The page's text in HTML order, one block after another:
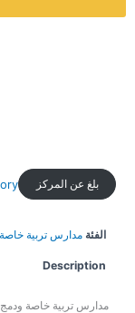
بلغ عن المركز
الفئة مدارس تربية
Description
مدارس تربية خاصة ودمج